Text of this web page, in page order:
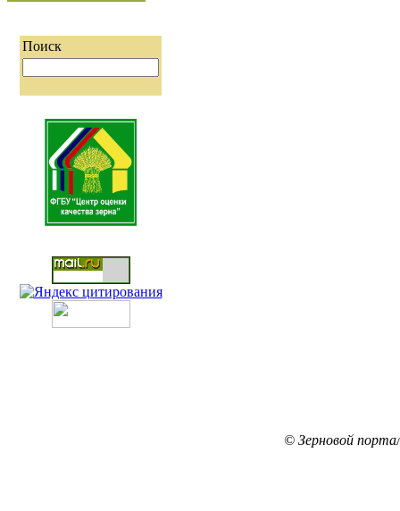
Поиск
© Зерновой